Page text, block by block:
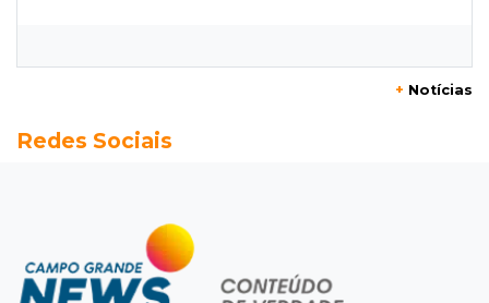
formação de ciclone bomba
23:00Ideb
Chapadão do Sul
Homem é baleado após apontar revólver para
+ Notícias
Redes Sociais